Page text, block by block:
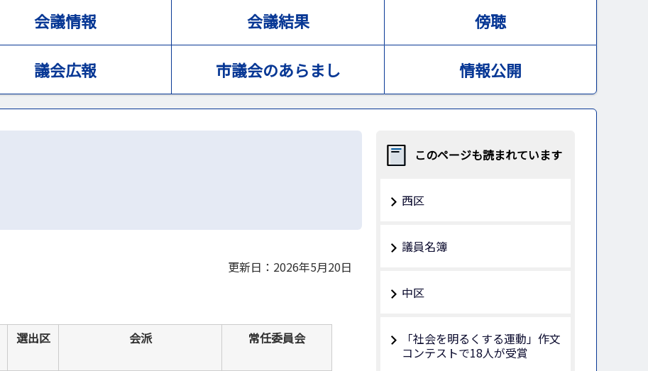
会議情報 会議結果 傍聴
議会広報 市議会のあらまし 情報公開
更新日：2026年5月20日
選出区 会派 常任委員会
このページも読まれています
西区
議員名簿
中区
「社会を明るくする運動」作文
コンテストで18人が受賞